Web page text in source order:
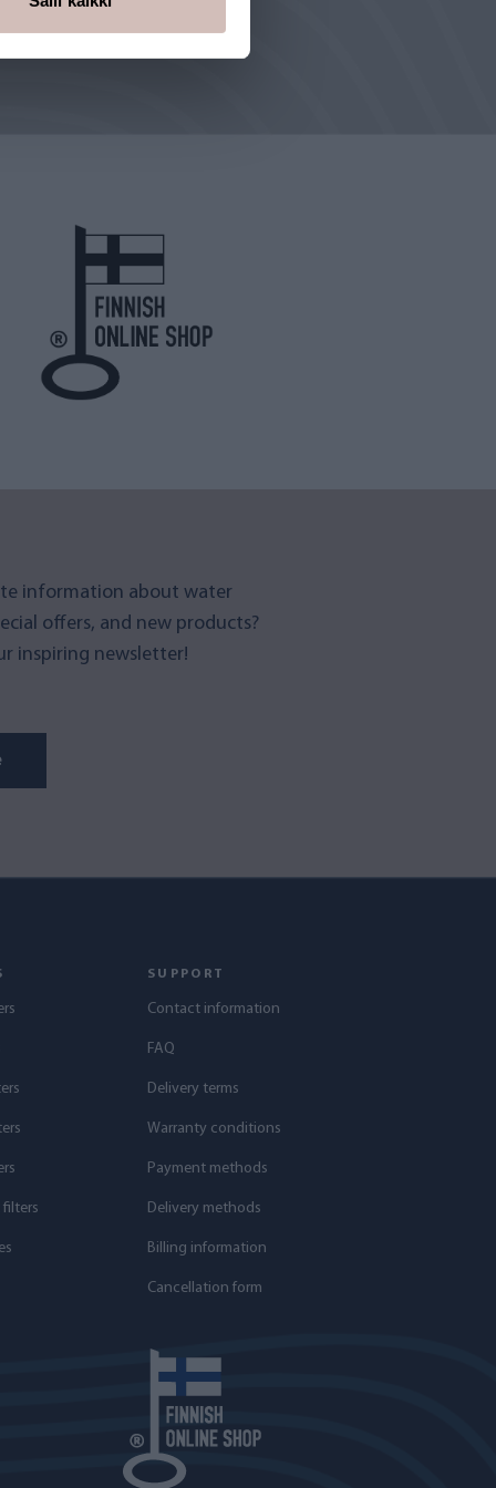
information about water
offers, and new products?
inspiring newsletter!
filters
SUPPORT
Contact information
FAQ
Delivery terms
Warranty conditions
Payment methods
Delivery methods
Billing information
Cancellation form